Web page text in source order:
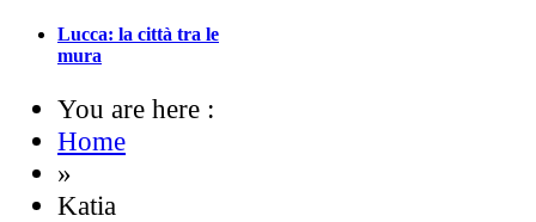
Lucca: la città tra le
mura
You are here :
Home
»
Katia